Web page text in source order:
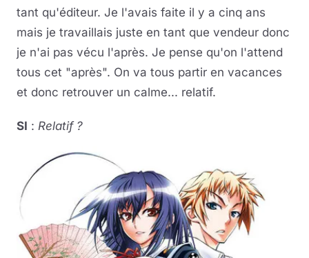
tant qu'éditeur. Je l'avais faite il y a cinq ans
mais je travaillais juste en tant que vendeur donc
je n'ai pas vécu l'après. Je pense qu'on l'attend
tous cet "après". On va tous partir en vacances
et donc retrouver un calme... relatif.
SI : Relatif ?